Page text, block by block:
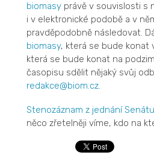
biomasyprávě v souvislosti s
i v elektronické podobě a v
pravděpodobně následovat.
biomasy, která se bude konat
která se bude konat na
časopisu sdělit nějaký svůj
redakce@biom.cz.
Stenozáznam z jednání Senátu
něco zřetelněji víme, kdo na